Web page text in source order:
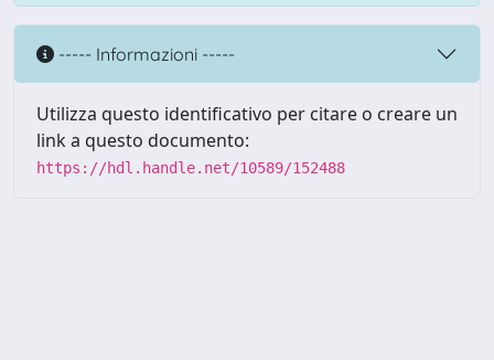
----- Informazioni -----
Utilizza questo identificativo per citare o creare un
link a questo documento:
https://hdl.handle.net/10589/152488